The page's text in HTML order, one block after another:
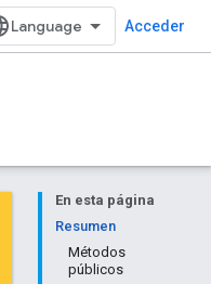
Acceder
En esta página
Resumen
Métodos
públicos